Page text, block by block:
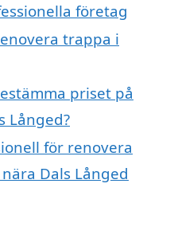
företag
trappa i
priset på
Långed?
för renovera
Dals Långed